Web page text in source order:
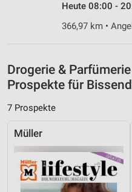
Heute 08:00 -
366,97 km •
Drogerie &
Prospekte für
7 Prospekte
Müller
personalisierter Inhalte
Messung der Performance
Analyse von Zielgruppen
Kombinationen von Daten
Entwicklung und
Verwendung reduzierter
Inhalten